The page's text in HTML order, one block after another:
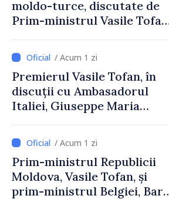
moldo-turce, discutate de
Prim-ministrul Vasile Tofan
Uygar Mustafa Sertel
/ Acum 1 zi
Premierul Vasile Tofan, în
discuții cu Ambasadorul
Italiei, Giuseppe Maria
/ Acum 1 zi
Prim-ministrul Republicii
Moldova, Vasile Tofan, și
prim-ministrul Belgiei, Bart